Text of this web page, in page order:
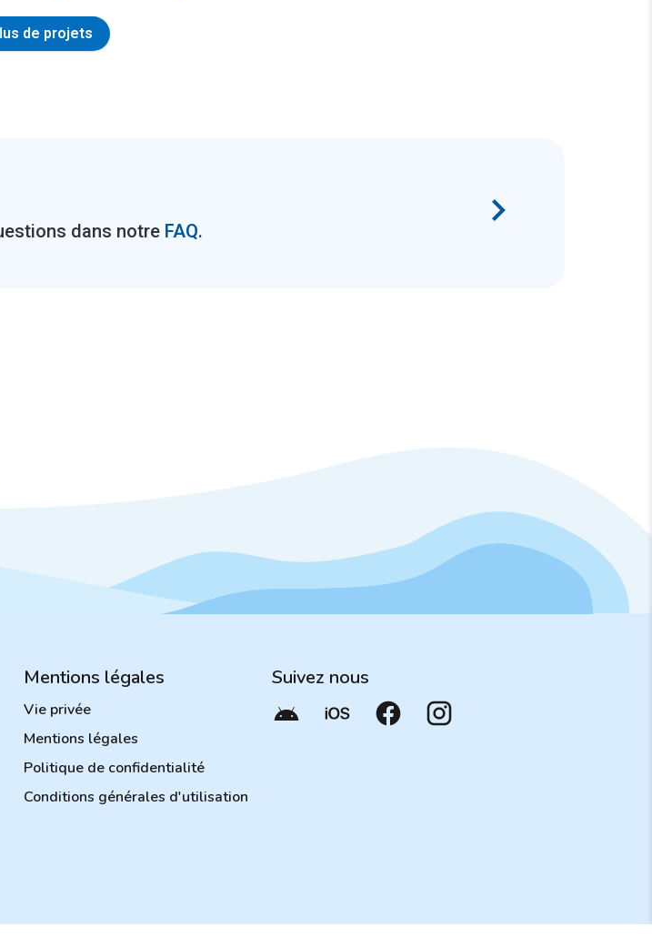
de projets
dans notre FAQ.
Mentions légales
Vie privée
Mentions légales
Politique de confidentialité
Conditions générales d'utilisation
Suivez nous